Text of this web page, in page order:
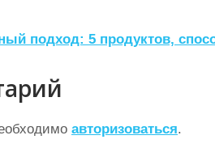
подход: 5 продуктов,
авторизоваться.